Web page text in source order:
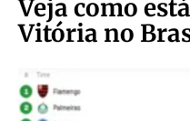
Veja como
Vitória no